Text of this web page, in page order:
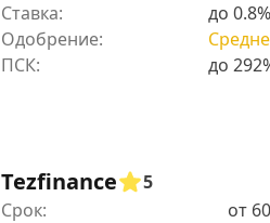
Ставка:
до 0.8%
Одобрение:
Tezfinance
5
Срок:
от